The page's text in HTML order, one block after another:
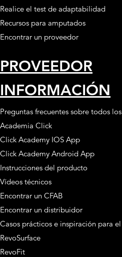
Realice el test de adaptabilidad
Recursos para amputados
Encontrar un proveedor
PROVEEDOR
INFORMACIÓN
Preguntas frecuentes sobre todos
Academia Click
Click Academy IOS App
Click Academy Android App
Instrucciones del producto
Vídeos técnicos
Encontrar un CFAB
Encontrar un distribuidor
Casos prácticos e inspiración para
RevoSurface
RevoFit